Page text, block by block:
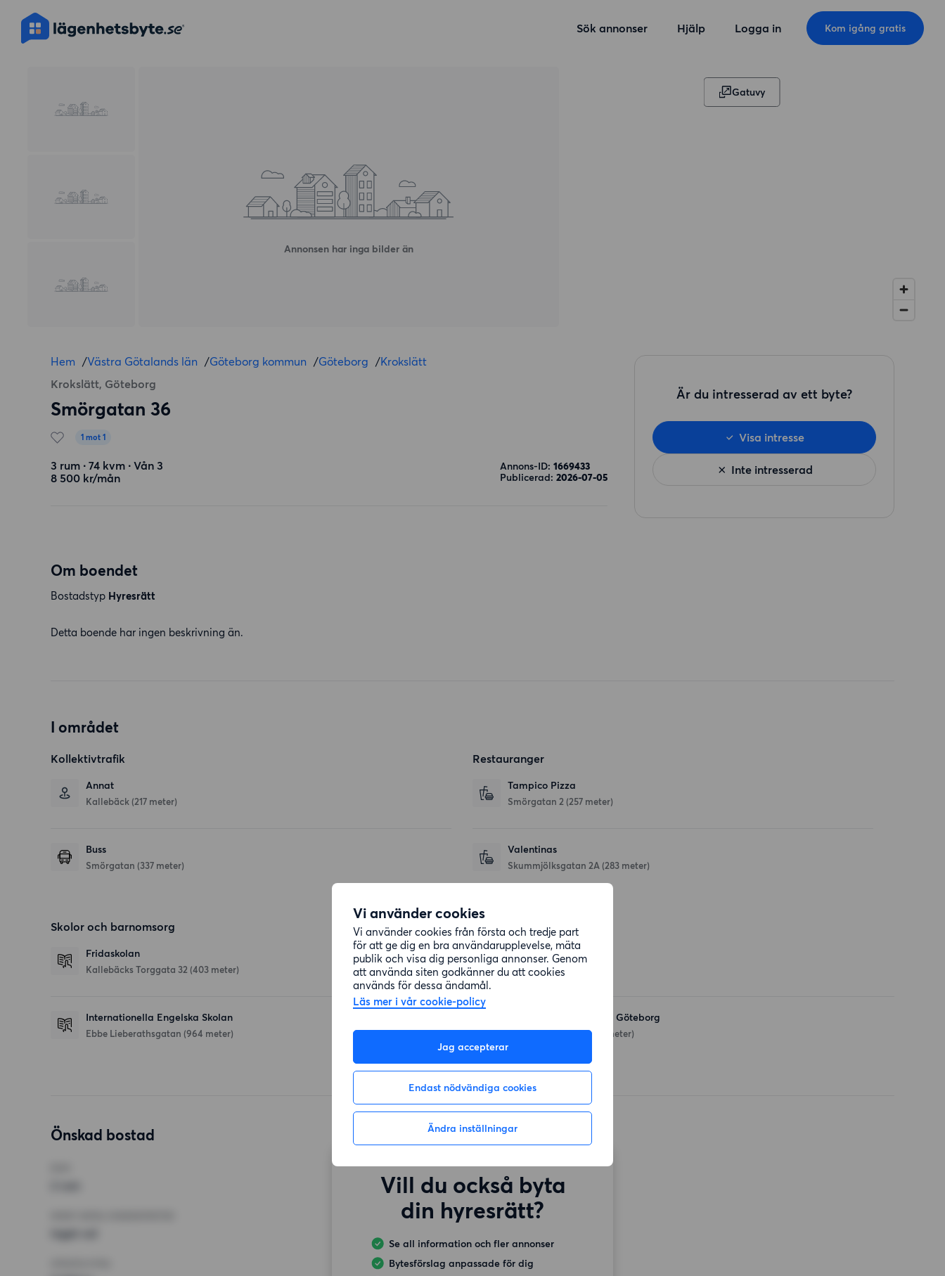
Vi använder cookies
Vi använder cookies från första och tredje part
för att ge dig en bra användarupplevelse, mäta
publik och visa dig personliga annonser. Genom
att använda siten godkänner du att cookies
används för dessa ändamål.
Läs mer i vår cookie-policy
Jag accepterar
Endast nödvändiga cookies
Ändra inställningar
Sök annonser Hjälp Logga in Kom igång gratis
Annonsen har inga bilder än
Gatuvy
Hem /Västra Götalands län /Göteborg kommun /Göteborg /Krokslätt
Krokslätt, Göteborg
Smörgatan 36
1 mot 1
3 rum ∙ 74 kvm ∙ Vån 3
8 500 kr/mån
Annons-ID: 1669433
Publicerad: 2026-07-05
Om boendet
Bostadstyp Hyresrätt
Detta boende har ingen beskrivning än.
Är du intresserad av ett byte?
Inte intresserad
Visa intresse
I området
Kollektivtrafik
Annat
Kallebäck (217 meter)
Buss
Smörgatan (337 meter)
Restauranger
Tampico Pizza
Smörgatan 2 (257 meter)
Valentinas
Skummjölksgatan 2A (283 meter)
Skolor och barnomsorg
Fridaskolan
Kallebäcks Torggata 32 (403 meter)
Internationella Engelska Skolan
Ebbe Lieberathsgatan (964 meter)
Affärer
Coop Kallebäck
Ostgatan 11(540 meter)
Maxi ICA Stormarknad Göteborg
Grafiska Vägen 16(677 meter)
Önskad bostad
Vill du också byta
din hyresrätt?
Se all information och fler annonser
Bytesförslag anpassade för dig